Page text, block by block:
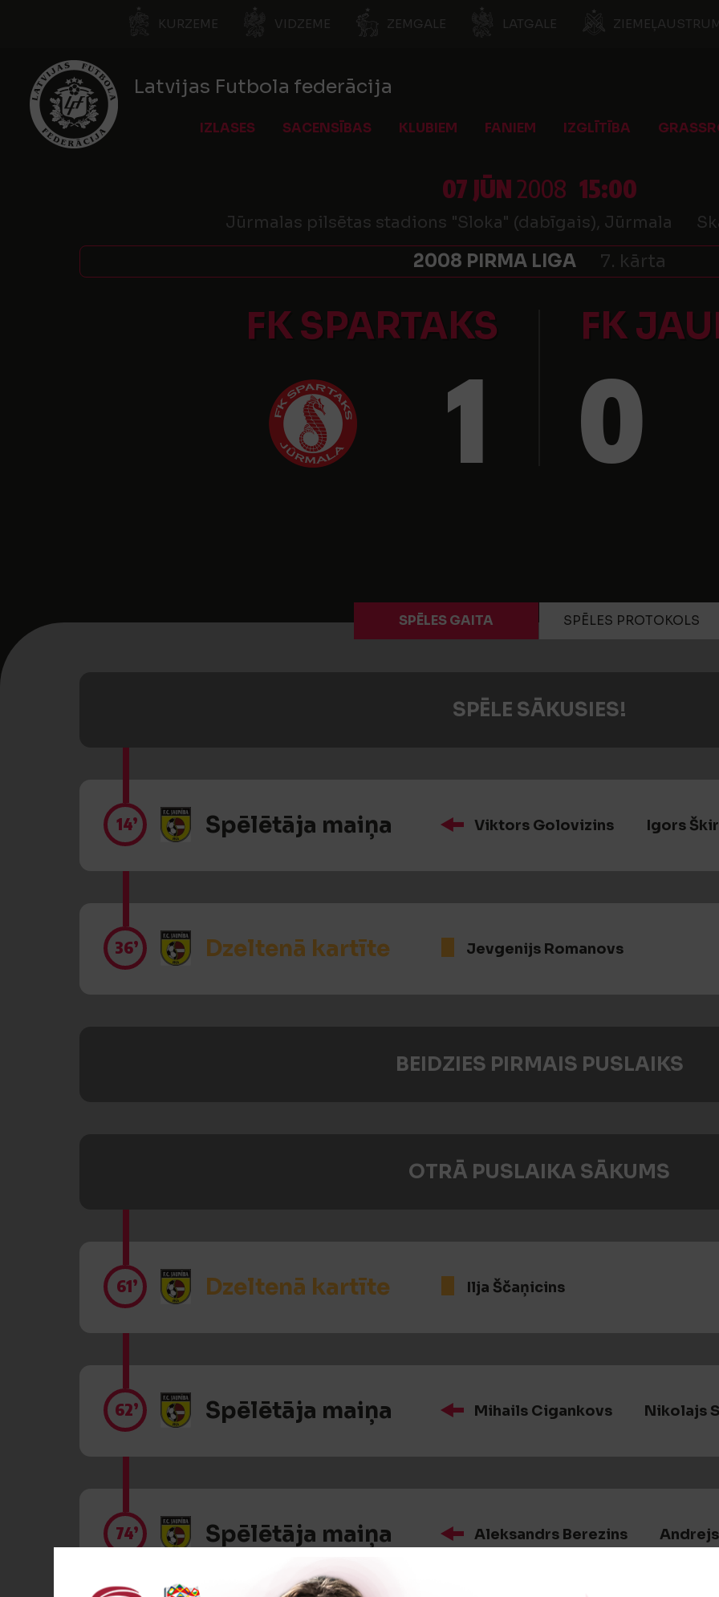
KURZEME VIDZEME ZEMGALE LATGALE
Latvijas Futbola federācija
IZLASES SACENSĪBAS KLUBIEM FANIEM IZGLĪTĪBA
07 JŪN2008 15:00
Jūrmalas pilsētas stadions "Sloka" (dabīgais), Jūrmala
2008 PIRMA LIGA 7. kārta
FK SPARTAKS FK
1 0
SPĒLES GAITA SPĒLES PROTOKOLS
SPĒLE SĀKUSIES!
14’ Spēlētāja maiņa Viktors Golovizins Igors
36’ Dzeltenā kartīte Jevgenijs Romanovs
BEIDZIES PIRMAIS PUSLAIKS
OTRĀ PUSLAIKA SĀKUMS
61’ Dzeltenā kartīte Ilja Ščaņicins
62’ Spēlētāja maiņa Mihails Cigankovs Nikolajs
74’ Spēlētāja maiņa Aleksandrs Berezins